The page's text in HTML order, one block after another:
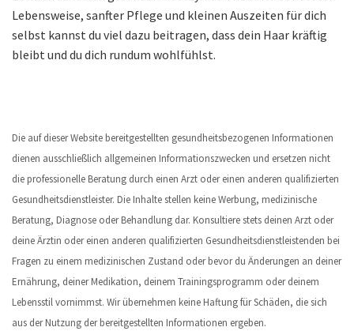
Lebensweise, sanfter Pflege und kleinen Auszeiten für dich
selbst kannst du viel dazu beitragen, dass dein Haar kräftig
bleibt und du dich rundum wohlfühlst.
Die auf dieser Website bereitgestellten gesundheitsbezogenen Informationen
dienen ausschließlich allgemeinen Informationszwecken und ersetzen nicht
die professionelle Beratung durch einen Arzt oder einen anderen qualifizierten
Gesundheitsdienstleister. Die Inhalte stellen keine Werbung, medizinische
Beratung, Diagnose oder Behandlung dar. Konsultiere stets deinen Arzt oder
deine Ärztin oder einen anderen qualifizierten Gesundheitsdienstleistenden bei
Fragen zu einem medizinischen Zustand oder bevor du Änderungen an deiner
Ernährung, deiner Medikation, deinem Trainingsprogramm oder deinem
Lebensstil vornimmst. Wir übernehmen keine Haftung für Schäden, die sich
aus der Nutzung der bereitgestellten Informationen ergeben.